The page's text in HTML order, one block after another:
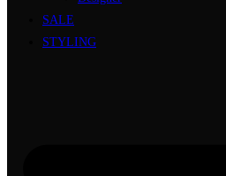
SALE
STYLING